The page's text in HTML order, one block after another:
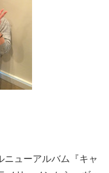
ューアルバム『キャ